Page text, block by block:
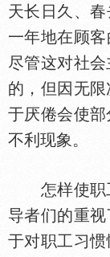
天长日久、
一年地在顾
尽管这对社
的，但因无
于厌倦会使
不利现象。
怎样使职工
导者们的重
于对职工习惯